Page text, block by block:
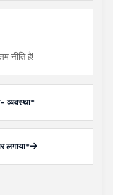
नीति है!
व्यवस्था*
लगाया*